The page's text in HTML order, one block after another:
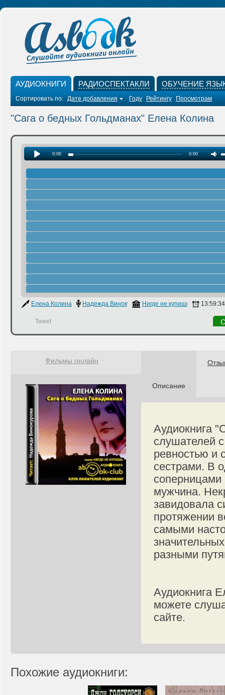
АУДИОКНИГИ РАДИОСПЕКТАКЛИ ОБУЧЕНИЕ
Сортировать по: Дате добавления Году Рейтингу Просмотрам
"Сага о бедных Гольдманах" Елена Колина
0:00 0:00
Елена Колина Надежда ВинокуроваНигде не купишь 13:59:34
Tweet
Описание
Аудиокнига
слушателей
ревностью и
сестрами. В
мужчина.
завидовала
протяжении
самыми
разными
Аудиокнига
можете
сайте.
Фильмы онлайн
Похожие аудиокниги: